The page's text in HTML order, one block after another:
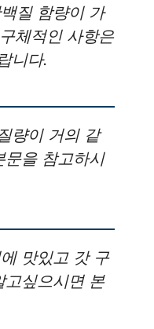
질 함량이 가
체적인 사항은
니다.
량이 거의 같
문을 참고하시
맛있고 갓 구
고싶으시면 본